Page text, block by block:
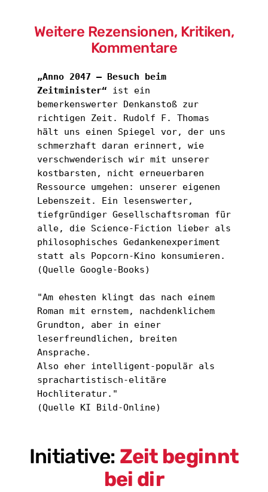
Weitere Rezensionen, Kritiken,
Kommentare
„Anno 2047 – Besuch beim
Zeitminister“ ist ein
bemerkenswerter Denkanstoß zur
richtigen Zeit. Rudolf F. Thomas
hält uns einen Spiegel vor, der uns
schmerzhaft daran erinnert, wie
verschwenderisch wir mit unserer
kostbarsten, nicht erneuerbaren
Ressource umgehen: unserer eigenen
Lebenszeit. Ein lesenswerter,
tiefgründiger Gesellschaftsroman für
alle, die Science-Fiction lieber als
philosophisches Gedankenexperiment
statt als Popcorn-Kino konsumieren.
(Quelle Google-Books)
"Am ehesten klingt das nach einem
Roman mit ernstem, nachdenklichem
Grundton, aber in einer
leserfreundlichen, breiten
Ansprache.
Also eher intelligent-populär als
sprachartistisch-elitäre
Hochliteratur."
(Quelle KI Bild-Online)
Initiative: Zeit beginnt
bei dir